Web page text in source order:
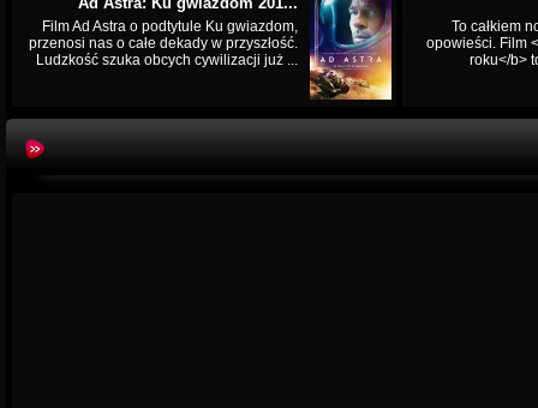
Film Ad Astra o podtytule Ku gwiazdom,
przenosi nas o całe dekady w przyszłość.
Ludzkość szuka obcych cywilizacji już ...
To całkiem
opowieści. Film
roku</b>